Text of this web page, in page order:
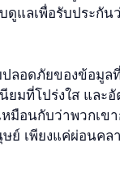
ดูแลเพื่อรับประกัน
ปลอดภัยของข้อมูล
ยมที่โปร่งใส และ
หมือนกับว่าพวกเข
ย์ เพียงแค่ผ่อนคล